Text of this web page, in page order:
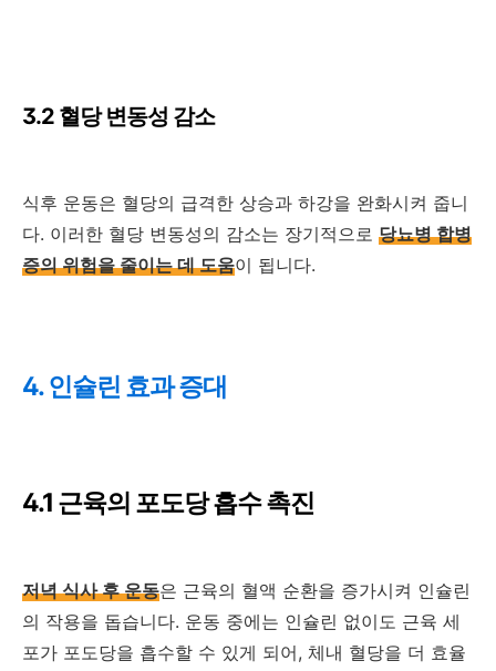
3.2 혈당 변동성 감소
식후 운동은 혈당의 급격한 상승과 하강을 완화시켜 줍니
다. 이러한 혈당 변동성의 감소는 장기적으로 당뇨병 합병
증의 위험을 줄이는 데 도움이 됩니다.
4. 인슐린 효과 증대
4.1 근육의 포도당 흡수 촉진
저녁 식사 후 운동은 근육의 혈액 순환을 증가시켜 인슐린
의 작용을 돕습니다. 운동 중에는 인슐린 없이도 근육 세
포가 포도당을 흡수할 수 있게 되어, 체내 혈당을 더 효율